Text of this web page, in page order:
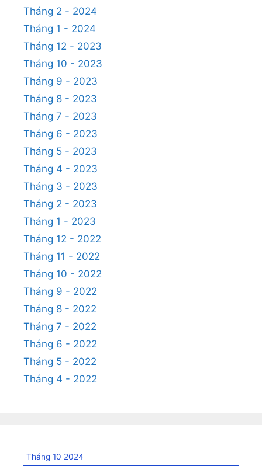
Tháng 2 - 2024
Tháng 1 - 2024
Tháng 12 - 2023
Tháng 10 - 2023
Tháng 9 - 2023
Tháng 8 - 2023
Tháng 7 - 2023
Tháng 6 - 2023
Tháng 5 - 2023
Tháng 4 - 2023
Tháng 3 - 2023
Tháng 2 - 2023
Tháng 1 - 2023
Tháng 12 - 2022
Tháng 11 - 2022
Tháng 10 - 2022
Tháng 9 - 2022
Tháng 8 - 2022
Tháng 7 - 2022
Tháng 6 - 2022
Tháng 5 - 2022
Tháng 4 - 2022
Tháng 10 2024